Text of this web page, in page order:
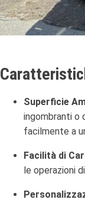
Superficie
ingombranti o
facilmente a
Facilità di
le operazioni